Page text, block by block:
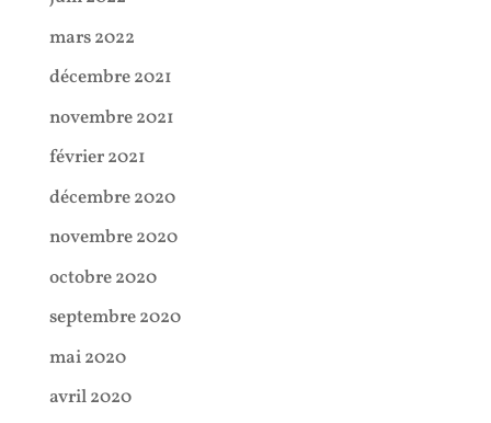
mars 2022
décembre 2021
novembre 2021
février 2021
décembre 2020
novembre 2020
octobre 2020
septembre 2020
mai 2020
avril 2020